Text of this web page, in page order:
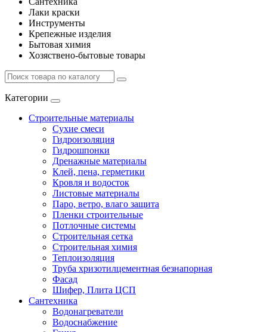
Лаки краски
Инструменты
Крепежные изделия
Бытовая химия
Хозяствено-бытовые товары
Категории
Строительные материалы
Сухие смеси
Гидроизоляция
Гидрошпонки
Дренажные материалы
Клей, пена, герметики
Кровля и водосток
Листовые материалы
Паро, ветро, влаго защита
Пленки строительные
Потлочные системы
Строительная сетка
Строительная химия
Теплоизоляция
Труба хризотилцементная безнапорная
Фасад
Шифер, Плита ЦСП
Сантехника
Водонагреватели
Водоснабжение